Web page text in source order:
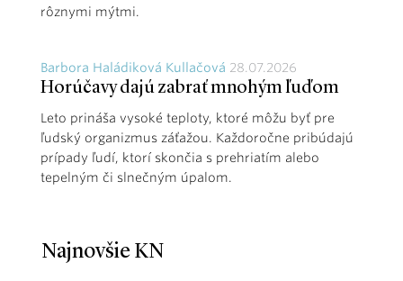
rôznymi mýtmi.
Barbora Haládiková Kullačová 28.07.2026
Horúčavy dajú zabrať mnohým ľuďom
Leto prináša vysoké teploty, ktoré môžu byť pre
ľudský organizmus záťažou. Každoročne pribúdajú
prípady ľudí, ktorí skončia s prehriatím alebo
tepelným či slnečným úpalom.
Najnovšie KN